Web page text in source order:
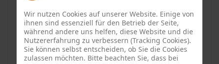
Wir nutzen Cookies auf unserer Website. Einige von
ihnen sind essenziell für den Betrieb der Seite,
während andere uns helfen, diese Website und die
Nutzererfahrung zu verbessern (Tracking Cookies).
Sie können selbst entscheiden, ob Sie die Cookies
zulassen möchten. Bitte beachten Sie, dass bei